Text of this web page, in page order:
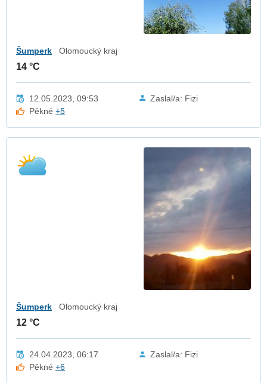
Šumperk Olomoucký kraj
14 °C
12.05.2023, 09:53
Zaslal/a: Fizi
Pěkné+5
Šumperk Olomoucký kraj
12 °C
24.04.2023, 06:17
Zaslal/a: Fizi
Pěkné+6